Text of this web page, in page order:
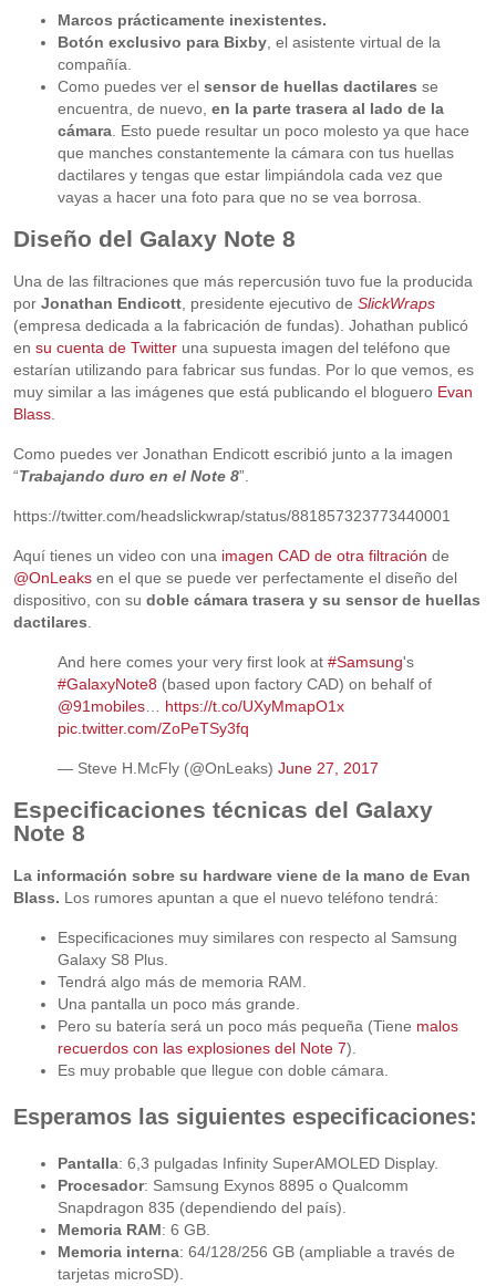
Marcos prácticamente inexistentes.
Botón exclusivo para Bixby, el asistente virtual de la
compañía.
Como puedes ver el sensor de huellas dactilares se
encuentra, de nuevo, en la parte trasera al lado de la
cámara. Esto puede resultar un poco molesto ya que hace
que manches constantemente la cámara con tus huellas
dactilares y tengas que estar limpiándola cada vez que
vayas a hacer una foto para que no se vea borrosa.
Diseño del Galaxy Note 8
Una de las filtraciones que más repercusión tuvo fue la producida
porJonathan Endicott, presidente ejecutivo de SlickWraps
(empresa dedicada a la fabricación de fundas). Johathan publicó
en su cuenta de Twitter una supuesta imagen del teléfono que
estarían utilizando para fabricar sus fundas. Por lo que vemos, es
muy similar a las imágenes que está publicando el bloguero Evan
Blass.
Como puedes ver Jonathan Endicott escribió junto a la imagen
“Trabajando duro en el Note 8”.
https://twitter.com/headslickwrap/status/881857323773440001
Aquí tienes un video con una imagen CAD de otra filtración de
@OnLeaksen el que se puede ver perfectamente el diseño del
dispositivo, con su doble cámara trasera y su sensor de huellas
dactilares
And here comes your very first look at #Samsung's
#GalaxyNote8 (based upon factory CAD) on behalf of
@91mobiles… https://t.co/UXyMmapO1x
pic.twitter.com/ZoPeTSy3fq
— Steve H.McFly (@OnLeaks) June 27, 2017
Especificaciones técnicas del Galaxy
Note 8
La información sobre su hardware viene de la mano de Evan
Blass. Los rumores apuntan a que el nuevo teléfono tendrá:
Especificaciones muy similares con respecto al Samsung
Galaxy S8 Plus.
Tendrá algo más de memoria RAM.
Una pantalla un poco más grande.
Pero su batería será un poco más pequeña (Tiene malos
recuerdos con las explosiones del Note 7).
Es muy probable que llegue con doble cámara.
Esperamos las siguientes especificaciones:
Pantalla: 6,3 pulgadas Infinity SuperAMOLED Display.
Procesador: Samsung Exynos 8895 o Qualcomm
Snapdragon 835 (dependiendo del país).
Memoria RAM: 6 GB.
Memoria interna: 64/128/256 GB (ampliable a través de
tarjetas microSD).